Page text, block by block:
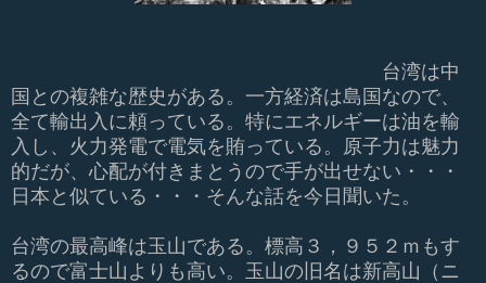
台湾は中
国との複雑な歴史がある。一方経済は島国なので、
全て輸出入に頼っている。特にエネルギーは油を輸
入し、火力発電で電気を賄っている。原子力は魅力
的だが、心配が付きまとうので手が出せない・・・
日本と似ている・・・そんな話を今日聞いた。
台湾の最高峰は玉山である。標高３，９５２ｍもす
るので富士山よりも高い。玉山の旧名は新高山（ニ